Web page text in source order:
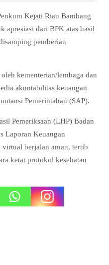
Kejati Riau Bambang
apresiasi dari BPK atas hasil
pemberian
kementerian/lembaga dan
akuntabilitas keuangan
Pemerintahan (SAP).
Pemeriksaan (LHP) Badan
Laporan Keuangan
virtual berjalan aman, tertib
ketat protokol kesehatan